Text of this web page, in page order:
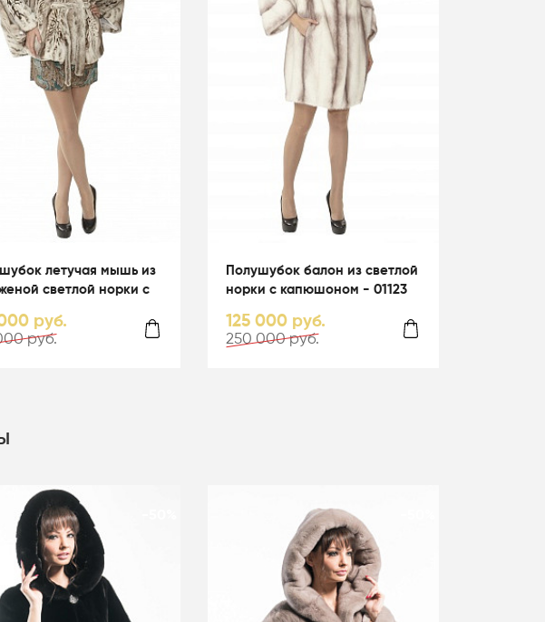
летучая мышь из
светлой норки с
руб.
руб.
Полушубок балон из светлой
норки с капюшоном - 01123
125 000 руб.
250 000 руб.